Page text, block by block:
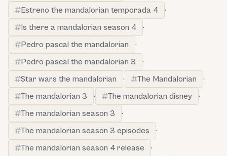
Estreno the mandalorian temporada 4
·
Is there a mandalorian season 4
·
Pedro pascal the mandalorian
·
Pedro pascal the mandalorian 3
·
Star wars the mandalorian
· The Mandalorian
·
The mandalorian 3
· The mandalorian disney
·
The mandalorian season 3
·
The mandalorian season 3 episodes
·
The mandalorian season 4 release
·